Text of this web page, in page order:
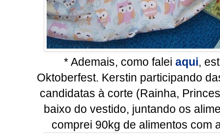
* Ademais, como falei aqui,
Oktoberfest. Kerstin participando
candidatas à corte (Rainha,
baixo do vestido, juntando os
comprei 90kg de alimentos com